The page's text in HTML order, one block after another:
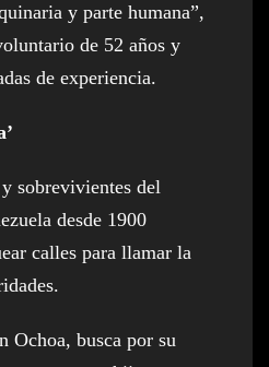
y parte humana”,
de 52 años y
de experiencia.
sobrevivientes del
desde 1900
calles para llamar la
Ochoa, busca por su